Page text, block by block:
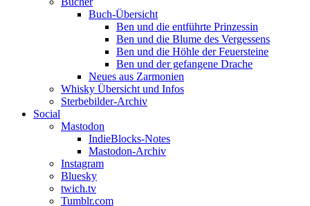
Buch-Übersicht
Ben und die entführte Prinzessin
Ben und die Blume des Vergessens
Ben und die Höhle der Feuersteine
Ben und der gefangene Drache
Neues aus Zarmonien
Whisky Übersicht und Infos
Sterbebilder-Archiv
Social
Mastodon
IndieBlocks-Notes
Mastodon-Archiv
Instagram
Bluesky
twich.tv
Tumblr.com